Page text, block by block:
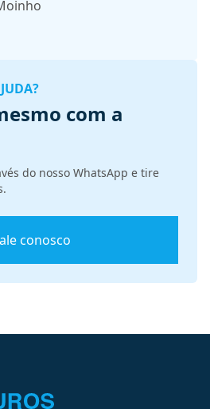
com a
do nosso WhatsApp e tire
conosco